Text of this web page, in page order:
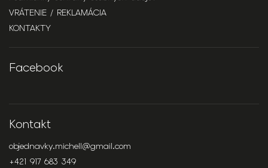
VRÁTENIE / REKLAMÁCIA
KONTAKTY
Facebook
Kontakt
objednavky.michell@gmail.com
+421 917 683 349